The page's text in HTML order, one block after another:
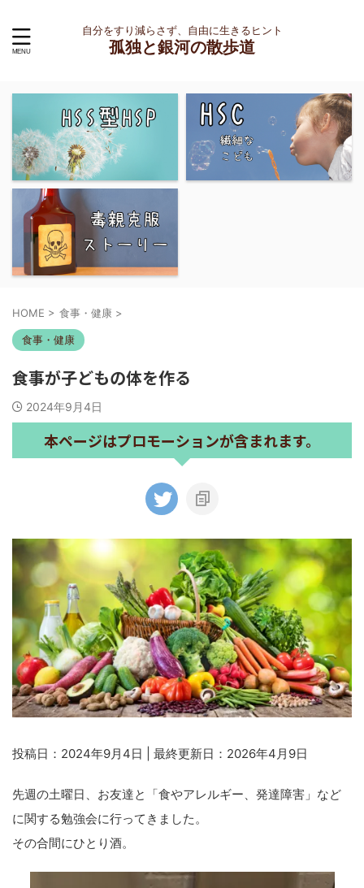
自分をすり減らさず、自由に生きるヒント
孤独と銀河の散歩道
HOME > 食事・健康 >
食事・健康
食事が子どもの体を作る
2024年9月4日
本ページはプロモーションが含まれます。
投稿日：2024年9月4日 | 最終更新日：2026年4月9日
先週の土曜日、お友達と「食やアレルギー、発達障害」など
に関する勉強会に行ってきました。
その合間にひとり酒。